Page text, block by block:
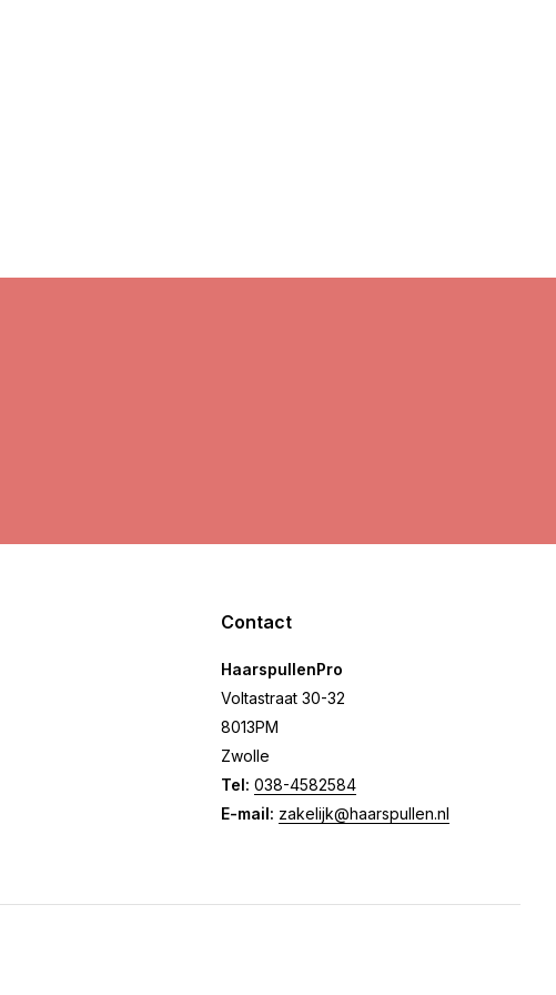
Contact
HaarspullenPro
Voltastraat 30-32
8013PM
Zwolle
Tel: 038-4582584
E-mail: zakelijk@haarspullen.nl